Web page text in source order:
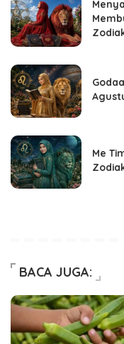
Me
BACA JUGA: